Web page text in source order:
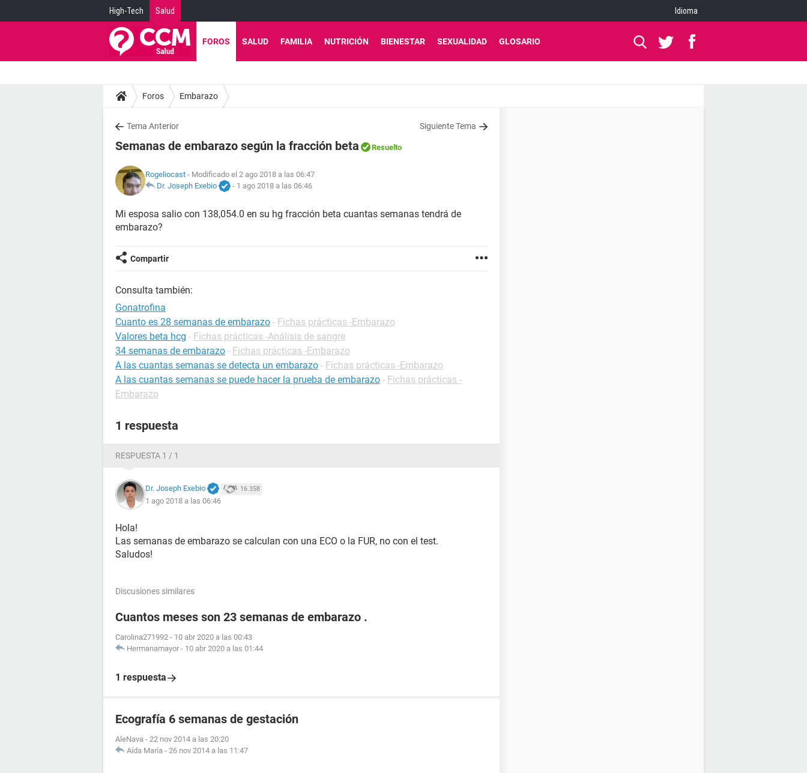
High-Tech Salud Idioma
FOROS SALUD FAMILIA NUTRICIÓN BIENESTAR SEXUALIDAD GLOSARIO
Foros Embarazo
Tema Anterior Siguiente Tema
Semanas de embarazo según la fracción beta Resuelto
Rogeliocast - Modificado el 2 ago 2018 a las 06:47
Dr. Joseph Exebio
- 1 ago 2018 a las 06:46
Mi esposa salio con 138,054.0 en su hg fracción beta cuantas semanas tendrá de
embarazo?
Compartir
Consulta también:
Gonatrofina
Cuanto es 28 semanas de embarazo - Fichas prácticas -Embarazo
Valores beta hcg - Fichas prácticas -Análisis de sangre
34 semanas de embarazo - Fichas prácticas -Embarazo
A las cuantas semanas se detecta un embarazo - Fichas prácticas -Embarazo
A las cuantas semanas se puede hacer la prueba de embarazo - Fichas prácticas -
Embarazo
1 respuesta
RESPUESTA 1 / 1
Dr. Joseph Exebio 16.358
1 ago 2018 a las 06:46
Hola!
Las semanas de embarazo se calculan con una ECO o la FUR, no con el test.
Saludos!
Discusiones similares
Cuantos meses son 23 semanas de embarazo .
Carolina271992 - 10 abr 2020 a las 00:43
Hermanamayor - 10 abr 2020 a las 01:44
1 respuesta
Ecografía 6 semanas de gestación
AleNava - 22 nov 2014 a las 20:20
Aída María - 26 nov 2014 a las 11:47